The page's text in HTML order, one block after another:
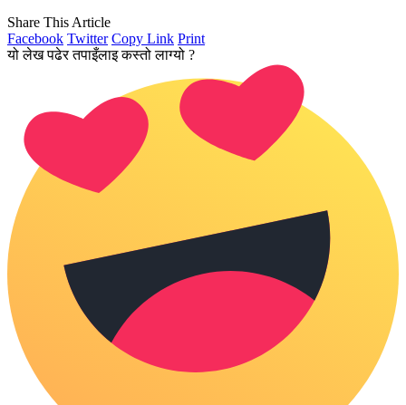
Share This Article
Facebook Twitter Copy Link Print
यो लेख पढेर तपाइँलाइ कस्तो लाग्यो ?